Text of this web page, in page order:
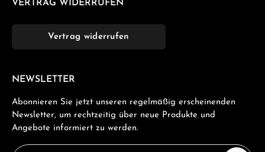
VERTRAG WIDERRUFEN
Vertrag widerrufen
NEWSLETTER
Abonnieren Sie jetzt unseren regelmäßig erscheinenden
Newsletter, um rechtzeitig über neue Produkte und
Angebote informiert zu werden.
E-Mail-Adresse*